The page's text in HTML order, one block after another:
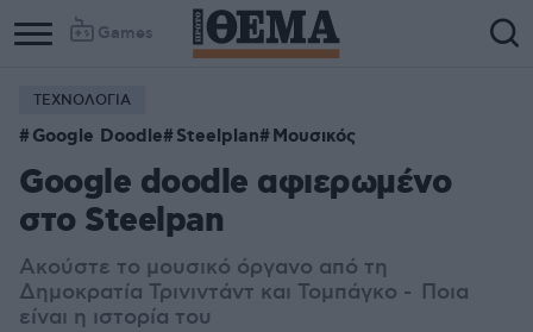
Games
ΤΕΧΝΟΛΟΓΙΑ
Google Doodle Steelplan Μουσικός
Google doodle αφιερωμένο
στο Steelpan
Aκούστε το μουσικό όργανο από τη
Δημοκρατία Τρινιντάντ και Τομπάγκο - Ποια
είναι η ιστορία του